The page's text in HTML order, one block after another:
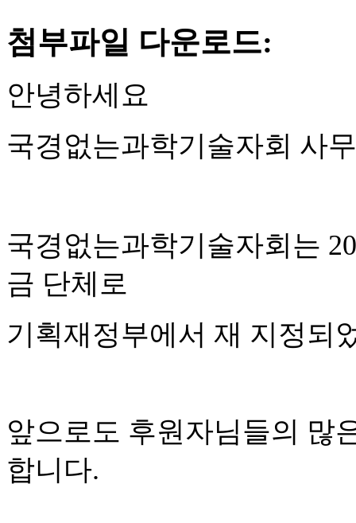
첨부파일 다운로드:
안녕하세요
국경없는과학기술자회 사
국경없는과학기술자회는
금 단체로
기획재정부에서 재 지정되
앞으로도 후원자님들의 많
합니다.